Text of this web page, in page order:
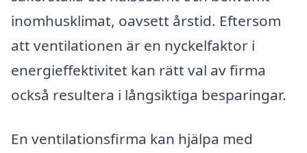
inomhusklimat, oavsett årstid. Eftersom
att ventilationen är en nyckelfaktor i
energieffektivitet kan rätt val av firma
också resultera i långsiktiga besparingar.
En ventilationsfirma kan hjälpa med